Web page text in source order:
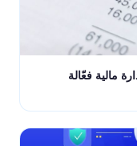
مالية فعّالة